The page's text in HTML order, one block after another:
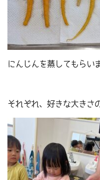
にんじんを蒸してもらい
それぞれ、好きな大きさ